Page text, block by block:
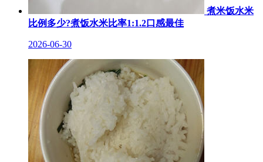
煮米饭水米
比例多少?煮饭水米比率1:1.2口感最佳
2026-06-30